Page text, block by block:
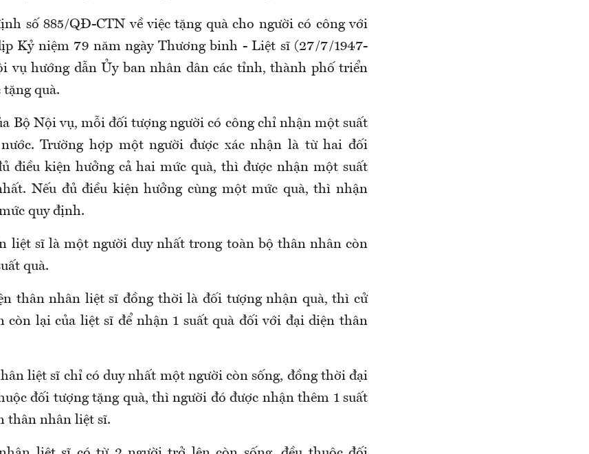
số 885/QĐ-CTNvề việctặng quà cho người có công với
Kỷ niệm 79 năm ngày Thương binh - Liệt sĩ (27/7/1947-
vụ hướng dẫn Ủy ban nhân dâncác tỉnh, thành phố triển
tặng quà.
Bộ Nội vụ, mỗi đối tượng người có côngchỉ nhận một suất
Trường hợp một người được xác nhận là từ hai đối
điều kiện hưởng cả hai mức quà, thì được nhận một suất
Nếu đủ điều kiện hưởng cùng một mức quà, thì nhận
quy định.
liệt sĩ là một người duy nhất trong toàn bộ thân nhân còn
quà.
thân nhân liệt sĩ đồng thời là đối tượng nhận quà, thì cử
còn lại của liệt sĩ để nhận 1 suất quà đối với đại diện thân
liệt sĩ chỉ có duy nhất một người còn sống, đồng thời đại
đối tượng tặng quà, thì người đó được nhận thêm 1 suất
thân nhân liệt sĩ.